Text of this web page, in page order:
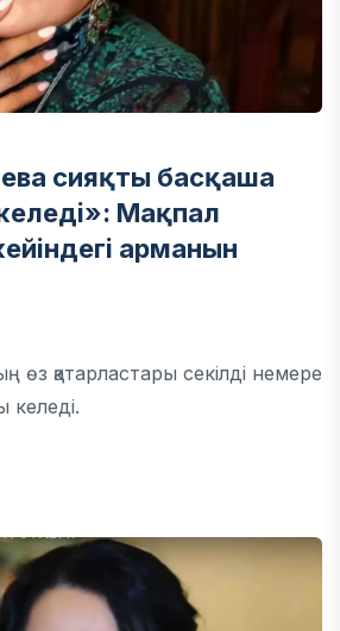
сияқты басқаша
Мақпал
арманын
өз қатарластары секілді немере
келеді.